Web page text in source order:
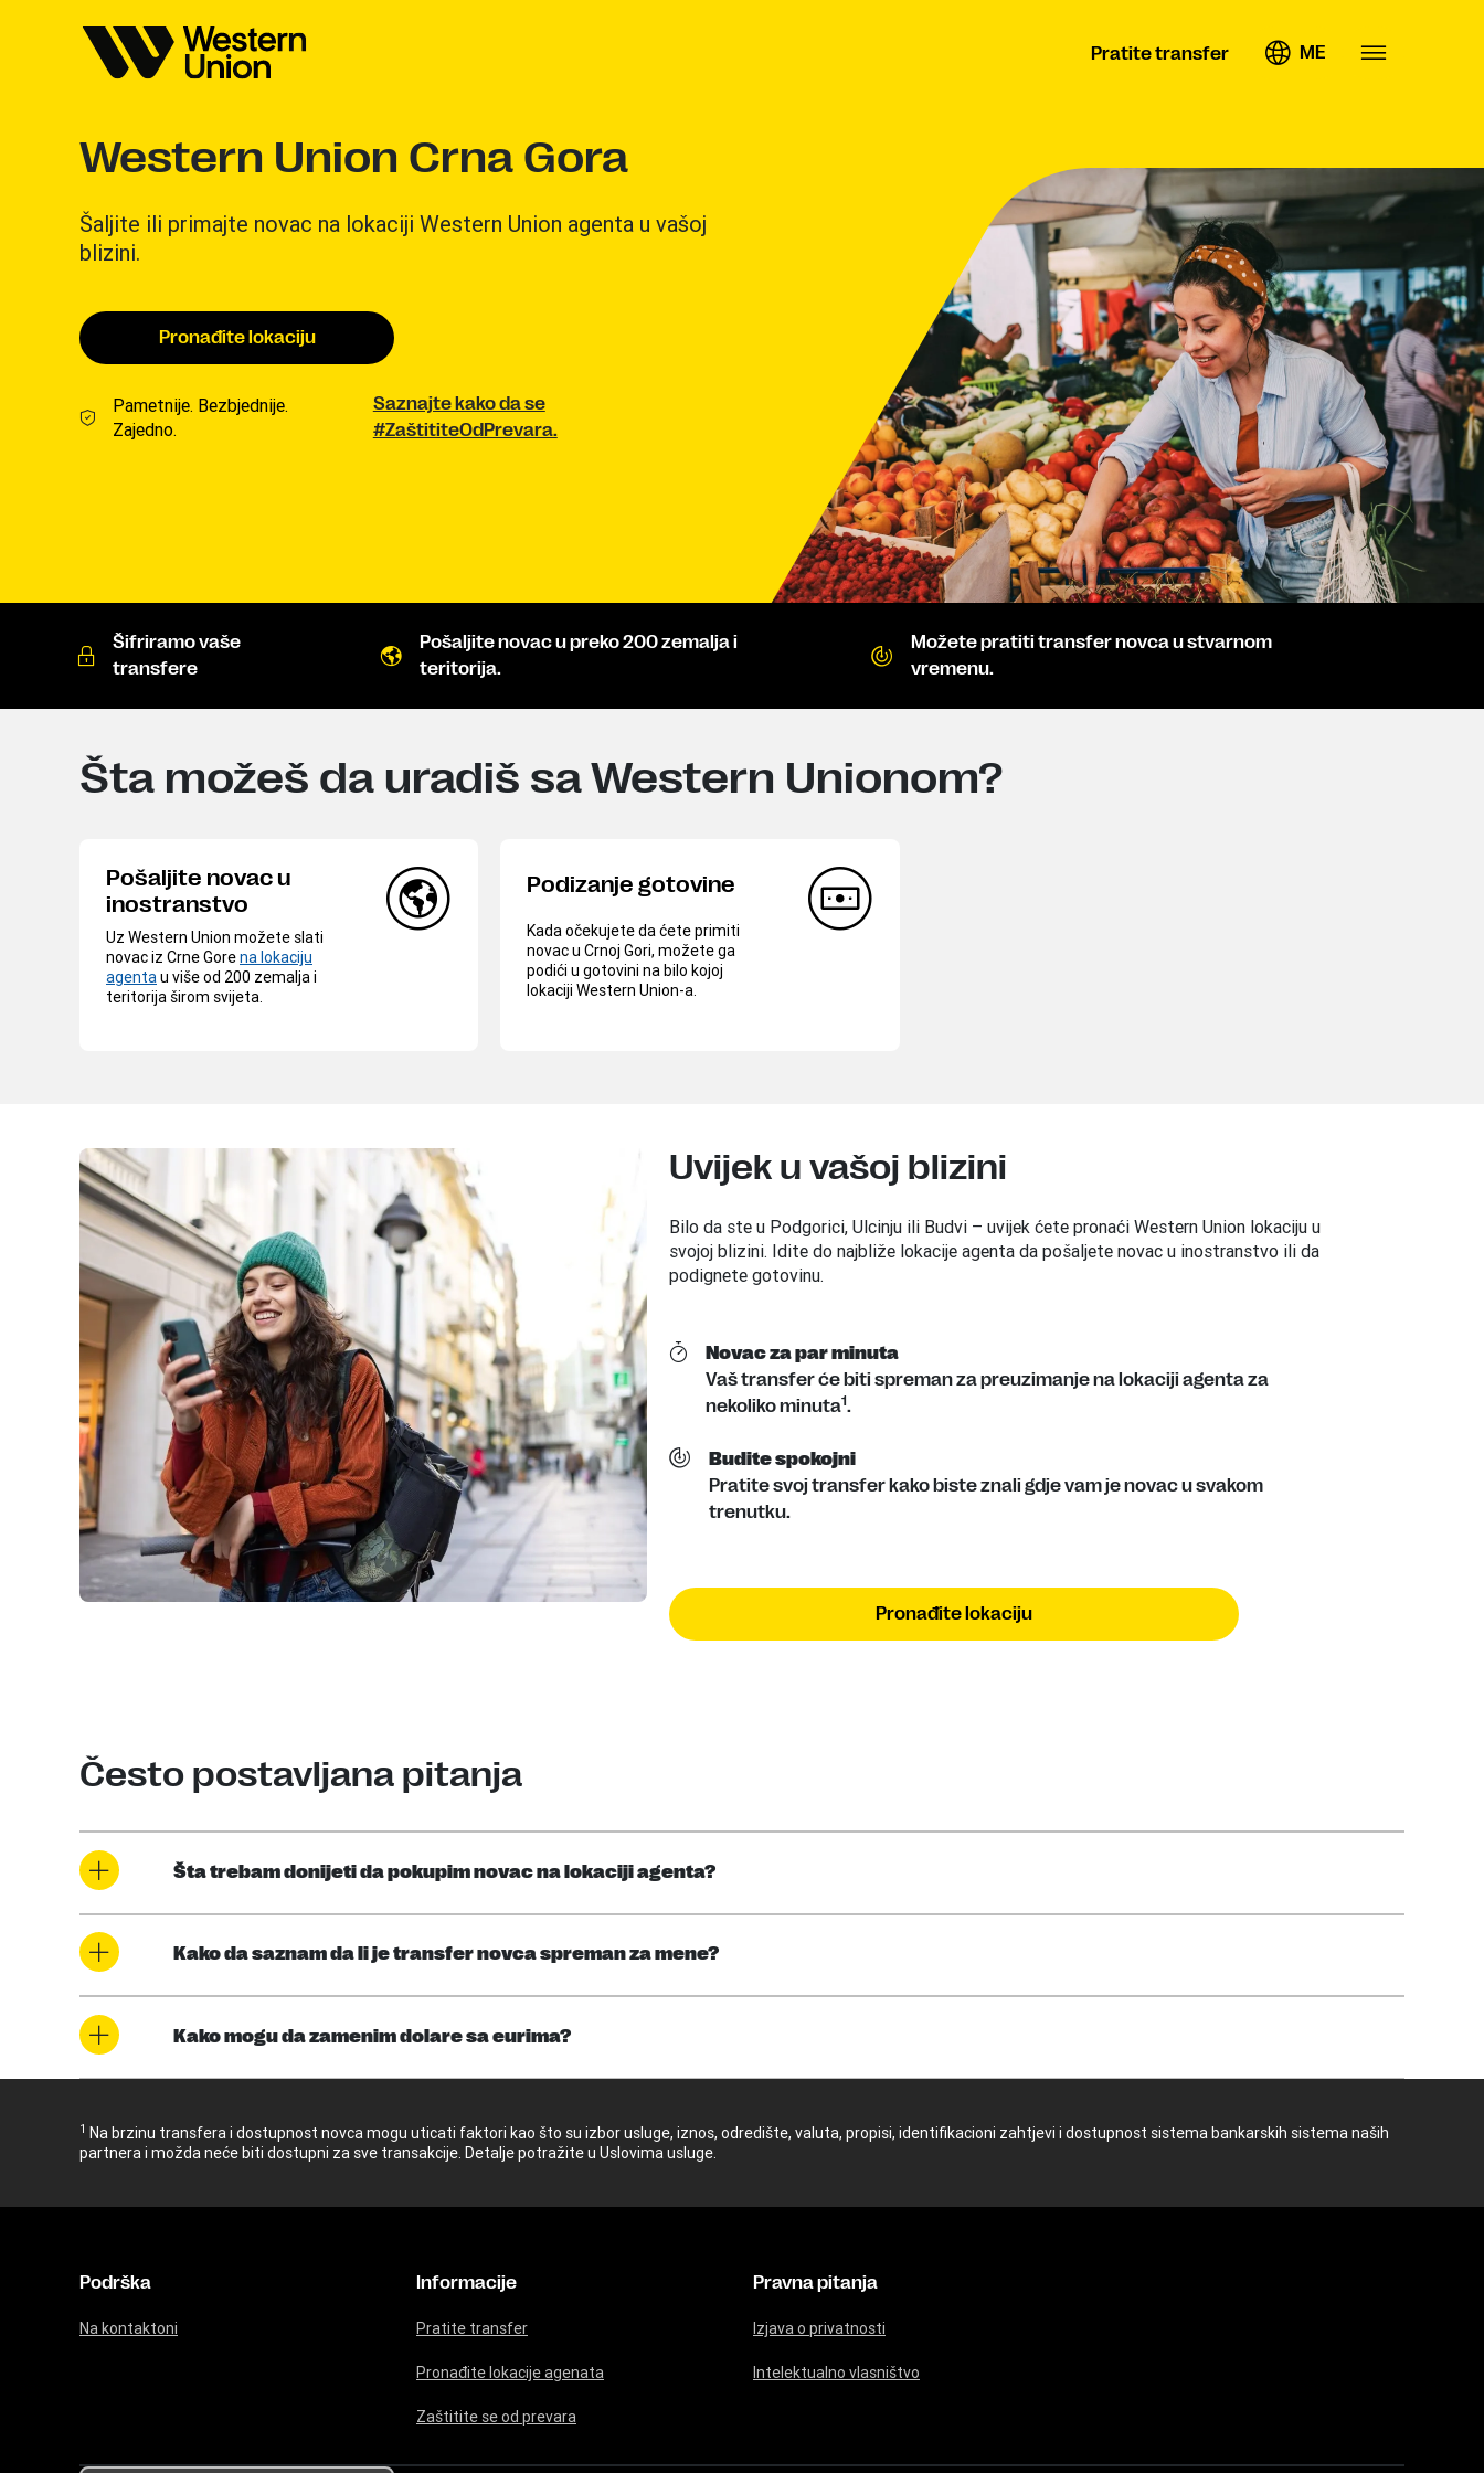
Pratite transfer ME
Western Union Crna Gora
Šaljite ili primajte novac na lokaciji Western Union agenta u vašoj
blizini.
Pronađite lokaciju
Pametnije. Bezbjednije.
Zajedno.
Saznajte kako da se
#ZaštititeOdPrevara.
Šifriramo vaše
transfere
Pošaljite novac u preko 200 zemalja i
teritorija.
Možete pratiti transfer novca u stvarnom
vremenu.
Šta možeš da uradiš sa Western Unionom?
Pošaljite novac u
inostranstvo
Uz Western Union možete slati
novac iz Crne Gorena lokaciju
agentau više od 200 zemalja i
teritorija širom svijeta.
Podizanje gotovine
Kada očekujete da ćete primiti
novac u Crnoj Gori, možete ga
podići u gotovini na bilo kojoj
lokaciji Western Union-a.
Uvijek u vašoj blizini
Bilo da ste u Podgorici, Ulcinju ili Budvi – uvijek ćete pronaći Western Union lokaciju u
svojoj blizini. Idite do najbliže lokacije agenta da pošaljete novac u inostranstvo ili da
podignete gotovinu.
Novac za par minuta
Vaš transfer će biti spreman za preuzimanje na lokaciji agenta za
nekoliko minuta1.
Budite spokojni
Pratite svoj transfer kako biste znali gdje vam je novac u svakom
trenutku.
Pronađite lokaciju
Često postavljana pitanja
Šta trebam donijeti da pokupim novac na lokaciji agenta?
Kako da saznam da li je transfer novca spreman za mene?
Kako mogu da zamenim dolare sa eurima?
1 Na brzinu transfera i dostupnost novca mogu uticati faktori kao što su izbor usluge, iznos, odredište, valuta, propisi, identifikacioni zahtjevi i dostupnost sistema bankarskih sistema naših
partnera i možda neće biti dostupni za sve transakcije. Detalje potražite u Uslovima usluge.
Podrška
Na kontaktoni
Informacije
Pratite transfer
Pronađite lokacije agenata
Zaštitite se od prevara
Pravna pitanja
Izjava o privatnosti
Intelektualno vlasništvo